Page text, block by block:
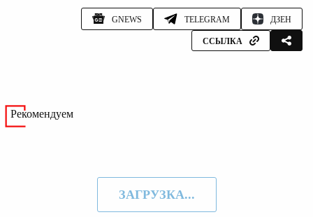
GNEWS TELEGRAM ДЗЕН
ССЫЛКА
Рекомендуем
ЗАГРУЗКА...